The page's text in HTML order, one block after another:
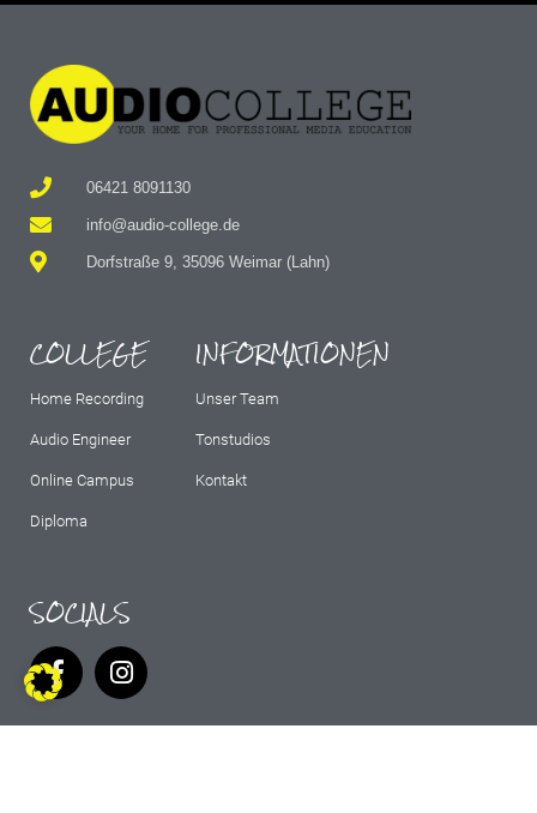
06421 8091130
info@audio-college.de
Dorfstraße 9, 35096 Weimar (Lahn)
COLLEGE
Home Recording
Audio Engineer
Online Campus
Diploma
INFORMATIONEN
Unser Team
Tonstudios
Kontakt
SOCIALS